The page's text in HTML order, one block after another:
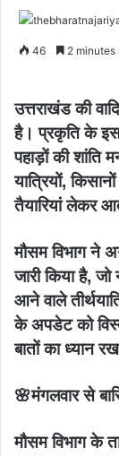
46 2 minutes
उत्तराखंड की
है। प्रकृति के
पहाड़ों की शांति
यात्रियों,
तैयारियां लेकर
मौसम विभाग ने
जारी किया है,
आने वाले
के अपडेट को
बातों का ध्यान
🌸मंगलवार से
मौसम विभाग के